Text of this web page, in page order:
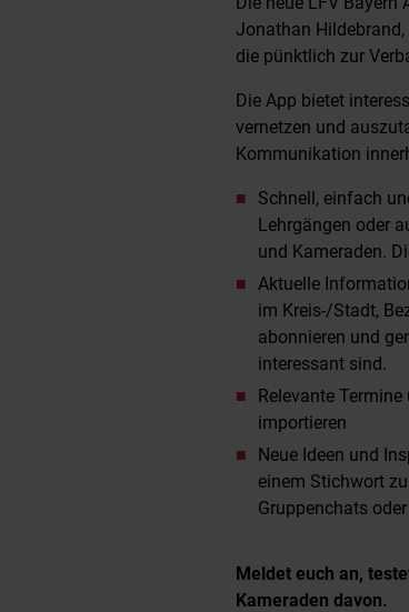
Jonathan Hildebrand,
die pünktlich zur
Die App bietet
vernetzen und
Kommunikation
Schnell, einfach
Lehrgängen oder
und Kameraden.
Aktuelle
im Kreis-/Stadt,
abonnieren und
interessant sind.
Relevante
importieren
Neue Ideen und
einem Stichwort
Gruppenchats
Meldet euch an,
Kameraden davon.